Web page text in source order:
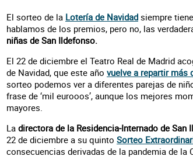
El sorteo de la Lotería de Navidad siempre
hablamos de los premios, pero no, las
niñas de San Ildefonso.
El 22 de diciembre el Teatro Real de Madrid
de Navidad, que este año vuelve a repartir más
sorteo podemos ver a diferentes parejas de
frase de ‘mil eurooos’, aunque los mejores
mayores.
La directora de la Residencia-Internado de San
22 de diciembre a su quinto Sorteo
consecuencias derivadas de la pandemia de la